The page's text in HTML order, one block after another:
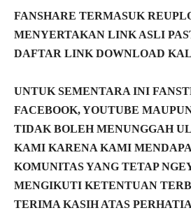
FANSHARE TERMASUK
MENYERTAKAN LINK ASLI
DAFTAR LINK DOWNLOAD
UNTUK SEMENTARA INI
FACEBOOK, YOUTUBE
TIDAK BOLEH MENUNGGAH
KAMI KARENA KAMI
KOMUNITAS YANG TETAP
MENGIKUTI KETENTUAN
TERIMA KASIH ATAS